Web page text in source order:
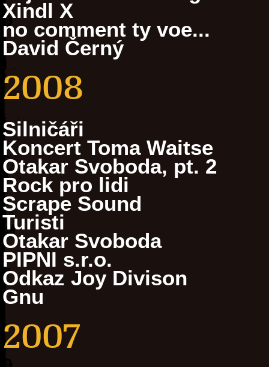
Xindl X
no comment ty voe...
David Černý
2008
Silničáři
Koncert Toma Waitse
Otakar Svoboda, pt. 2
Rock pro lidi
Scrape Sound
Turisti
Otakar Svoboda
PIPNI s.r.o.
Odkaz Joy Divison
Gnu
2007